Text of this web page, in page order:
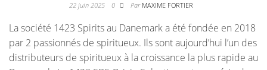
22 juin 2025 0 Par MAXIME FORTIER
La société 1423 Spirits au Danemark a été fondée en 2018
par 2 passionnés de spiritueux. Ils sont aujourd’hui l’un des
distributeurs de spiritueux à la croissance la plus rapide au